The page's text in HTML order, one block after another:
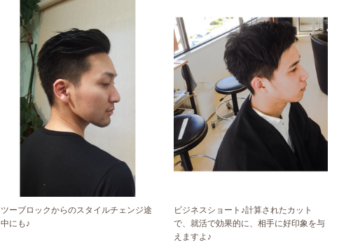
ツーブロックからのスタイルチェンジ途
中にも♪
ビジネスショート♪計算されたカット
で、就活で効果的に、相手に好印象を与
えますよ♪